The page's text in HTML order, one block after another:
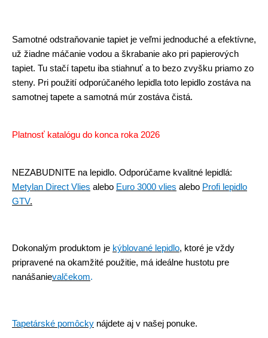
Samotné odstraňovanie tapiet je veľmi jednoduché a efektívne,
už žiadne máčanie vodou a škrabanie ako pri papierových
tapiet. Tu stačí tapetu iba stiahnuť a to bezo zvyšku priamo zo
steny. Pri použití odporúčaného lepidla toto lepidlo zostáva na
samotnej tapete a samotná múr zostáva čistá.
Platnosť katalógu do konca roka 2026
NEZABUDNITE na lepidlo. Odporúčame kvalitné lepidlá:
Metylan Direct Vlies alebo Euro 3000 vlies alebo Profi lepidlo
GTV.
Dokonalým produktom je kýblované lepidlo, ktoré je vždy
pripravené na okamžité použitie, má ideálne hustotu pre
nanášanievalčekom.
Tapetárské pomôcky nájdete aj v našej ponuke.